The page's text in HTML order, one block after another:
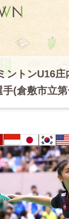
ントンU16
手(倉敷市立